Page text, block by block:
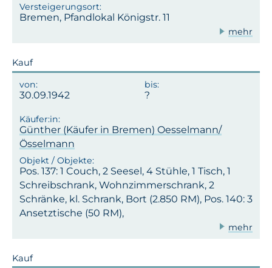
Bremen, Pfandlokal Königstr. 11
mehr
Kauf
30.09.1942
Günther (Käufer in Bremen) Oesselmann/
Össelmann
Pos. 137: 1 Couch, 2 Seesel, 4 Stühle, 1 Tisch, 1
Schreibschrank, Wohnzimmerschrank, 2
Schränke, kl. Schrank, Bort (2.850 RM), Pos. 140: 3
Ansetztische (50 RM),
mehr
Kauf